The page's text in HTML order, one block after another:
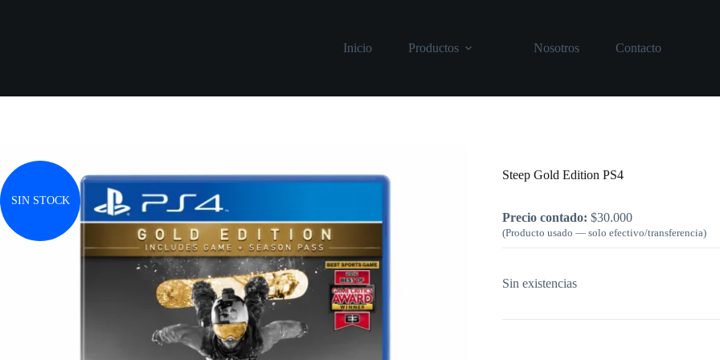
Inicio
Productos Nosotros Contacto
SIN STOCK
Steep Gold Edition PS4
Precio contado: $30.000
(Producto usado — solo efectivo/transferencia)
Sin existencias